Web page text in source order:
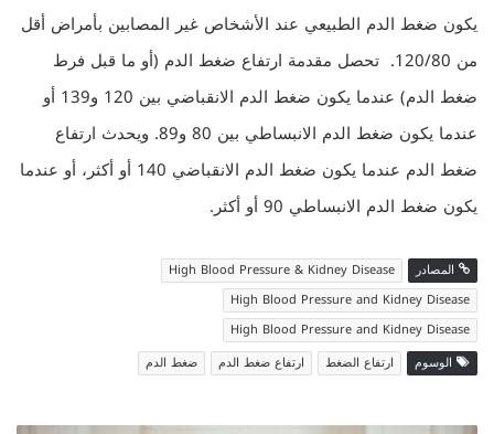
يكون ضغط الدم الطبيعي عند الأشخاص غير المصابين بأمراض أقل
من 120/80. تحصل مقدمة ارتفاع ضغط الدم (أو ما قبل فرط
ضغط الدم) عندما يكون ضغط الدم الانقباضي بين 120 و139 أو
عندما يكون ضغط الدم الانبساطي بين 80 و89. ويحدث ارتفاع
ضغط الدم عندما يكون ضغط الدم الانقباضي 140 أو أكثر، أو عندما
يكون ضغط الدم الانبساطي 90 أو أكثر.
المصادر
High Blood Pressure & Kidney Disease
High Blood Pressure and Kidney Disease
High Blood Pressure and Kidney Disease
الوسوم
ارتفاع الضغط ارتفاع ضغط الدم ضغط الدم